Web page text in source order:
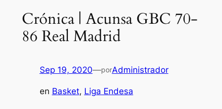
Crónica | Acunsa GBC 70-
86 Real Madrid
Sep 19, 2020—porAdministrador
en Basket, Liga Endesa